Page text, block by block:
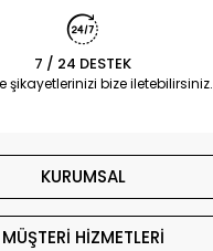
7 / 24 DESTEK
şikayetlerinizi bize iletebilirsiniz.
KURUMSAL
MÜŞTERİ HİZMETLERİ